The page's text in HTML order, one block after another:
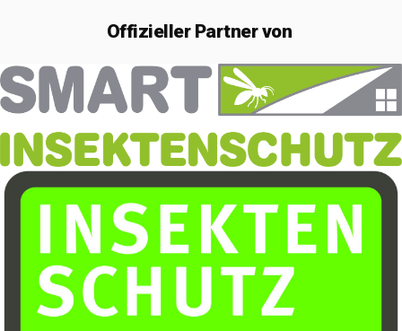
OffiziellerPartner von